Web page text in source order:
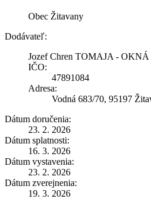
Obec Žitavany
Dodávateľ:
Jozef Chren TOMAJA - OKNÁ
IČO:
47891084
Adresa:
Vodná 683/70, 95197
Dátum doručenia:
23. 2. 2026
Dátum splatnosti:
16. 3. 2026
Dátum vystavenia:
23. 2. 2026
Dátum zverejnenia:
19. 3. 2026